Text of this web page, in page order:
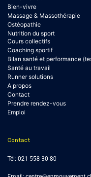
Bien-vivre
Massage & Massothérapie
Ostéopathie
Nutrition du sport
Cours collectifs
Coaching sportif
Bilan santé et performance
Santé au travail
Runner solutions
A propos
Contact
Prendre rendez-vous
Emploi
Contact
Tél: 021 558 30 80